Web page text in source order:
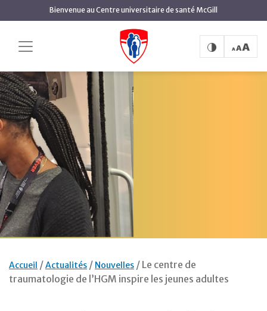
Aller
au
contenu
principal
Bienvenue au Centre universitaire de santé McGill
Accueil Actualités Nouvelles
Le centre de
traumatologie de l’HGM inspire les jeunes adultes